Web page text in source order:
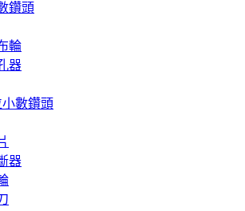
鑽頭
輪
器
數鑽頭
器